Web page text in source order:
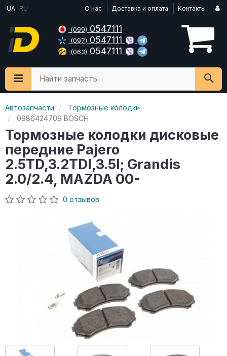
UA RU О нас Доставка и оплата Контакты
(099) 0547111
(097) 0547111
(063) 0547111
Найти запчасть
Автозапчасти
Тормозные колодки
0986424709 BOSCH
Тормозные колодки дисковые
передние Pajero
2.5TD,3.2TDI,3.5I; Grandis
2.0/2.4, MAZDA 00-
0 отзывов